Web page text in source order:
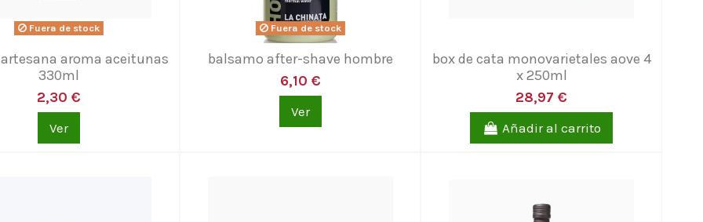
Fuera de stock
aroma aceitunas
330ml
2,30 €
Ver
Fuera de stock
balsamo after-shave hombre
6,10 €
Ver
box de cata monovarietales aove 4
x 250ml
28,97 €
Añadir al carrito